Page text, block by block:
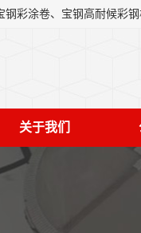
关于我们